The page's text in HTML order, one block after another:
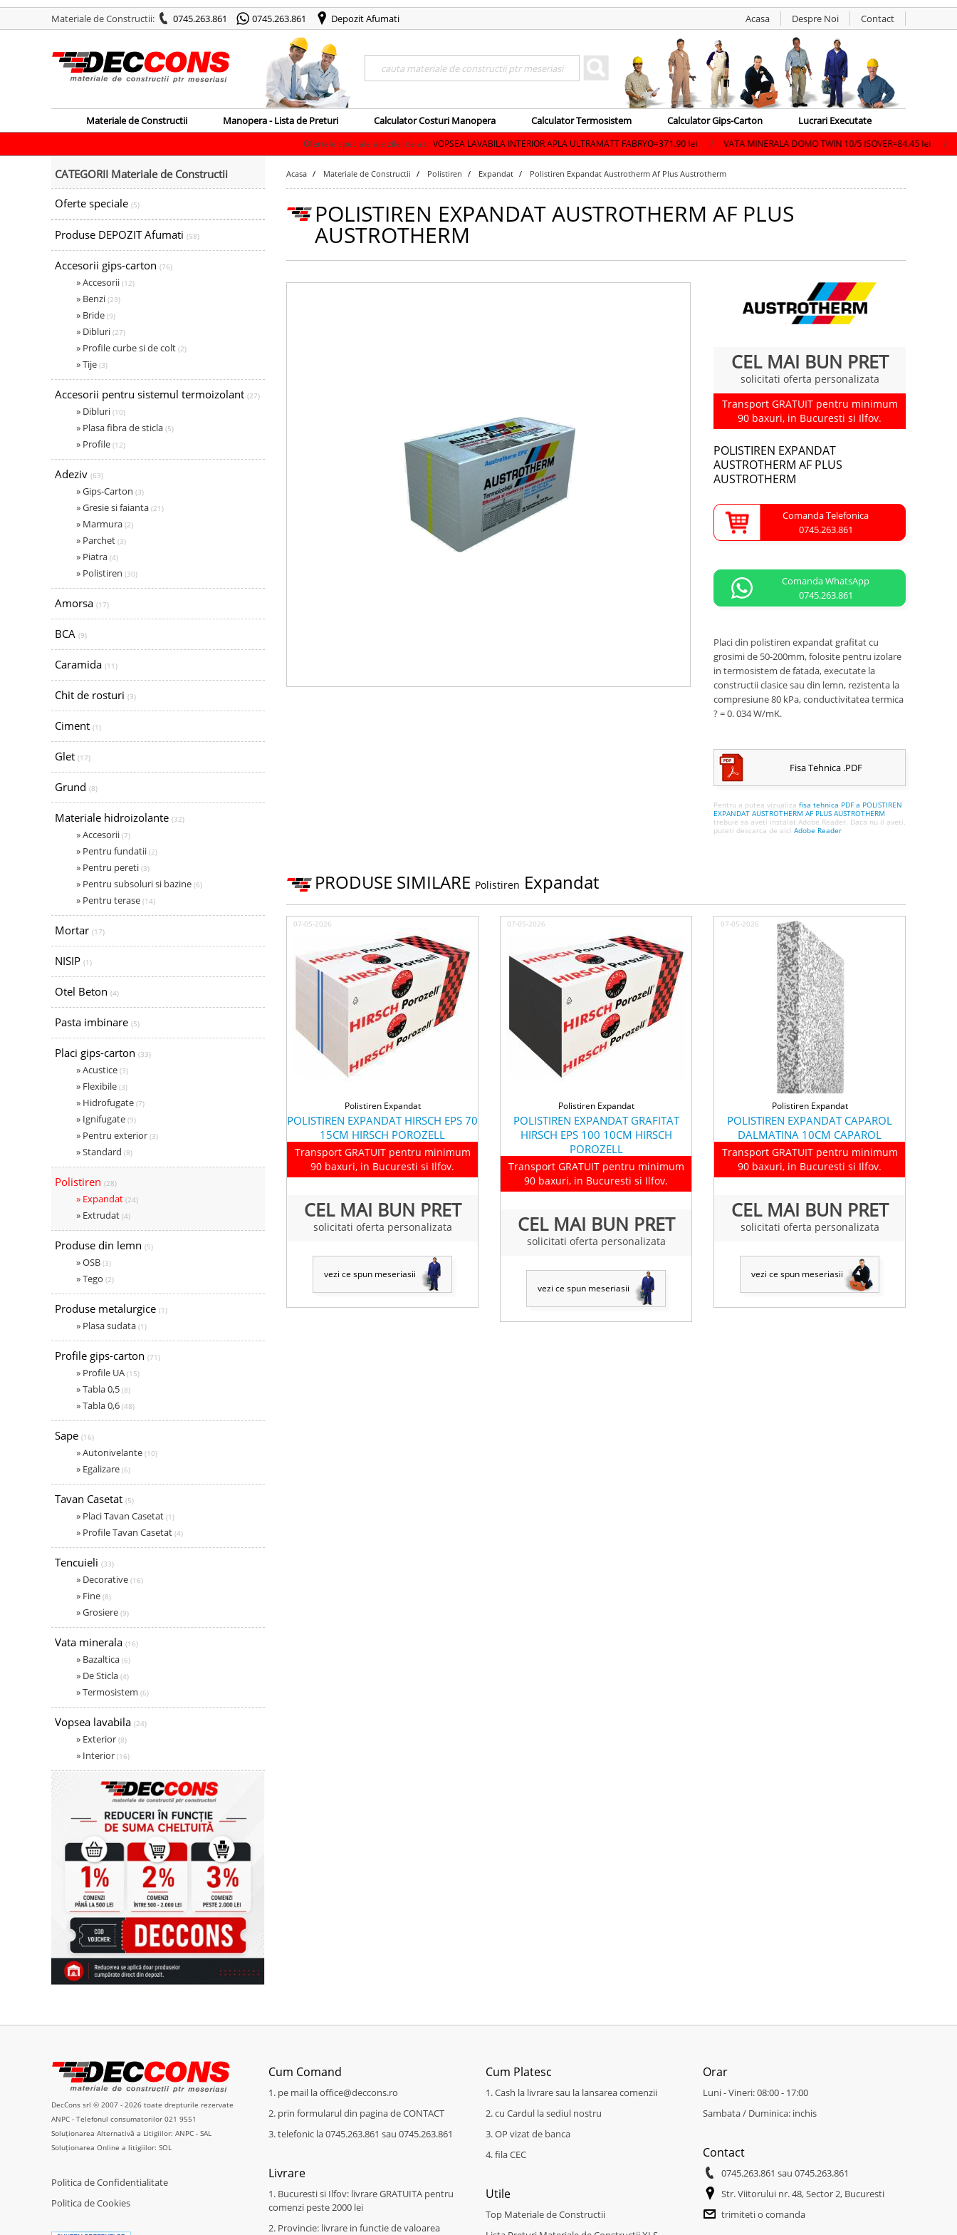
Materiale de Constructii: 0745.263.861 0745.263.861 Depozit Afumati Acasa Despre Noi Contact
Materiale de Constructii Manopera - Lista de Preturi Calculator Costuri Manopera Calculator Termosistem Calculator Gips-Carton Lucrari Executate
Ofertele speciale ale zilei de azi:VOPSEA LAVABILA INTERIOR APLA ULTRAMATT FABRYO=371.90 lei/VATA MINERALA DOMO TWIN 10/5 ISOVER=84.45 lei/GLET IPSOS
CATEGORII Materiale de Constructii
Oferte speciale (5)
Produse DEPOZIT Afumati (58)
Accesorii gips-carton (76)
» Accesorii (12)
» Benzi (23)
» Bride (9)
» Dibluri (27)
» Profile curbe si de colt (2)
» Tije (3)
Accesorii pentru sistemul termoizolant (27)
» Dibluri (10)
» Plasa fibra de sticla (5)
» Profile (12)
Adeziv (63)
» Gips-Carton (3)
» Gresie si faianta (21)
» Marmura (2)
» Parchet (3)
» Piatra (4)
» Polistiren (30)
Amorsa (17)
BCA (9)
Caramida (11)
Chit de rosturi (3)
Ciment (1)
Glet (17)
Grund (8)
Materiale hidroizolante (32)
» Accesorii (7)
» Pentru fundatii (2)
» Pentru pereti (3)
» Pentru subsoluri si bazine (6)
» Pentru terase (14)
Mortar (17)
NISIP (1)
Otel Beton (4)
Pasta imbinare (5)
Placi gips-carton (33)
» Acustice (3)
» Flexibile (3)
» Hidrofugate (7)
» Ignifugate (9)
» Pentru exterior (3)
» Standard (8)
Polistiren (28)
» Expandat (24)
» Extrudat (4)
Produse din lemn (5)
» OSB (3)
» Tego (2)
Produse metalurgice (1)
» Plasa sudata (1)
Profile gips-carton (71)
» Profile UA (15)
» Tabla 0,5 (8)
» Tabla 0,6 (48)
Sape (16)
» Autonivelante (10)
» Egalizare (6)
Tavan Casetat (5)
» Placi Tavan Casetat (1)
» Profile Tavan Casetat (4)
Tencuieli (33)
» Decorative (16)
» Fine (8)
» Grosiere (9)
Vata minerala (16)
» Bazaltica (6)
» De Sticla (4)
» Termosistem (6)
Vopsea lavabila (24)
» Exterior (8)
» Interior (16)
Acasa Materiale de Constructii Polistiren Expandat Polistiren Expandat Austrotherm Af Plus Austrotherm
POLISTIREN EXPANDAT AUSTROTHERM AF PLUS
AUSTROTHERM
CEL MAI BUN PRET
solicitati oferta personalizata
Transport GRATUIT pentru minimum
90 baxuri, in Bucuresti si Ilfov.
POLISTIREN EXPANDAT
AUSTROTHERM AF PLUS
AUSTROTHERM
Comanda Telefonica
0745.263.861
Comanda WhatsApp
0745.263.861
Placi din polistiren expandat grafitat cu
grosimi de 50-200mm, folosite pentru izolare
in termosistem de fatada, executate la
constructii clasice sau din lemn, rezistenta la
compresiune 80 kPa, conductivitatea termica
? = 0. 034 W/mK.
Fisa Tehnica .PDF
Pentru a putea vizualiza fisa tehnica PDF a POLISTIREN
EXPANDAT AUSTROTHERM AF PLUS AUSTROTHERM
trebuie sa aveti instalat Adobe Reader. Daca nu il aveti,
puteti descarca de aici Adobe Reader
PRODUSE SIMILARE Polistiren Expandat
07-05-2026
Polistiren Expandat
POLISTIREN EXPANDAT HIRSCH EPS 70
15CM HIRSCH POROZELL
Transport GRATUIT pentru minimum
90 baxuri, in Bucuresti si Ilfov.
CEL MAI BUN PRET
solicitati oferta personalizata
vezi ce spun meseriasii
07-05-2026
Polistiren Expandat
POLISTIREN EXPANDAT GRAFITAT
HIRSCH EPS 100 10CM HIRSCH
POROZELL
Transport GRATUIT pentru minimum
90 baxuri, in Bucuresti si Ilfov.
CEL MAI BUN PRET
solicitati oferta personalizata
vezi ce spun meseriasii
07-05-2026
Polistiren Expandat
POLISTIREN EXPANDAT CAPAROL
DALMATINA 10CM CAPAROL
Transport GRATUIT pentru minimum
90 baxuri, in Bucuresti si Ilfov.
CEL MAI BUN PRET
solicitati oferta personalizata
vezi ce spun meseriasii
DecCons srl © 2007 - 2026 toate drepturile rezervate
ANPC - Telefonul consumatorilor 021 9551
Soluționarea Alternativă a Litigiilor: ANPC - SAL
Soluționarea Online a litigiilor: SOL
Politica de Confidentialitate
Politica de Cookies
Cum Comand
1. pe mail la office@deccons.ro
2. prin formularul din pagina de CONTACT
3. telefonic la 0745.263.861 sau 0745.263.861
Livrare
1. Bucuresti si Ilfov: livrare GRATUITA pentru
comenzi peste 2000 lei
2. Provincie: livrare in functie de valoarea
Cum Platesc
1. Cash la livrare sau la lansarea comenzii
2. cu Cardul la sediul nostru
3. OP vizat de banca
4. fila CEC
Utile
Top Materiale de Constructii
Orar
Luni - Vineri: 08:00 - 17:00
Sambata / Duminica: inchis
Contact
0745.263.861 sau 0745.263.861
Str. Viitorului nr. 48, Sector 2, Bucuresti
trimiteti o comanda